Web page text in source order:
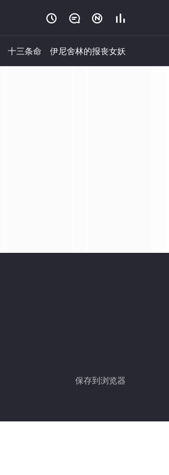
   
十三条命 伊尼舍林的报丧女妖
保存到浏览器